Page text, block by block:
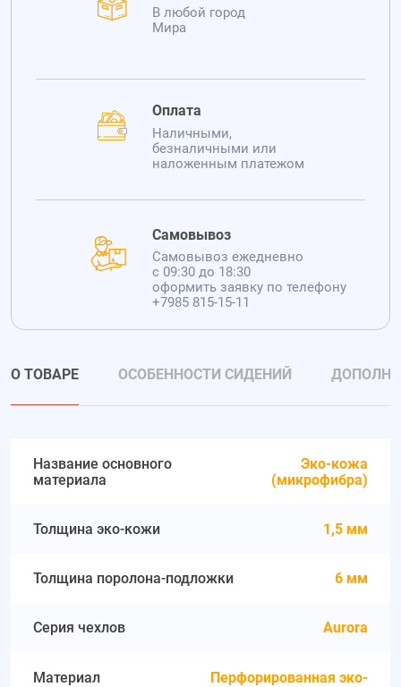
В любой город
Мира
Оплата
Наличными,
безналичными или
наложенным платежом
Самовывоз
Самовывоз ежедневно
с 09:30 до 18:30
оформить заявку по телефону
+7985 815-15-11
О ТОВАРЕ ОСОБЕННОСТИ СИДЕНИЙ
Название основного
материала
Эко-кожа
(микрофибра)
Толщина эко-кожи 1,5 мм
Толщина поролона-подложки 6 мм
Серия чехлов Aurora
Материал
Перфорированная эко-